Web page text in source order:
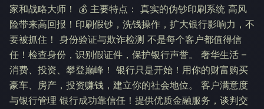
家和战略大师！ 💰 主要特点： 真实的伪钞印刷系统 高风
险带来高回报！印刷假钞，洗钱操作，扩大银行影响力，不
要被抓住！ 身份验证与欺诈检测 不是每个客户都值得信
任！检查身份，识别假证件，保护银行声誉。 奢华生活 –
消费、投资、攀登巅峰！ 银行只是开始！用你的财富购买
豪车、房产，投资赚钱，建立你的社会地位。 客户满意度
与银行管理 银行成功靠信任！提供优质金融服务，谈判交